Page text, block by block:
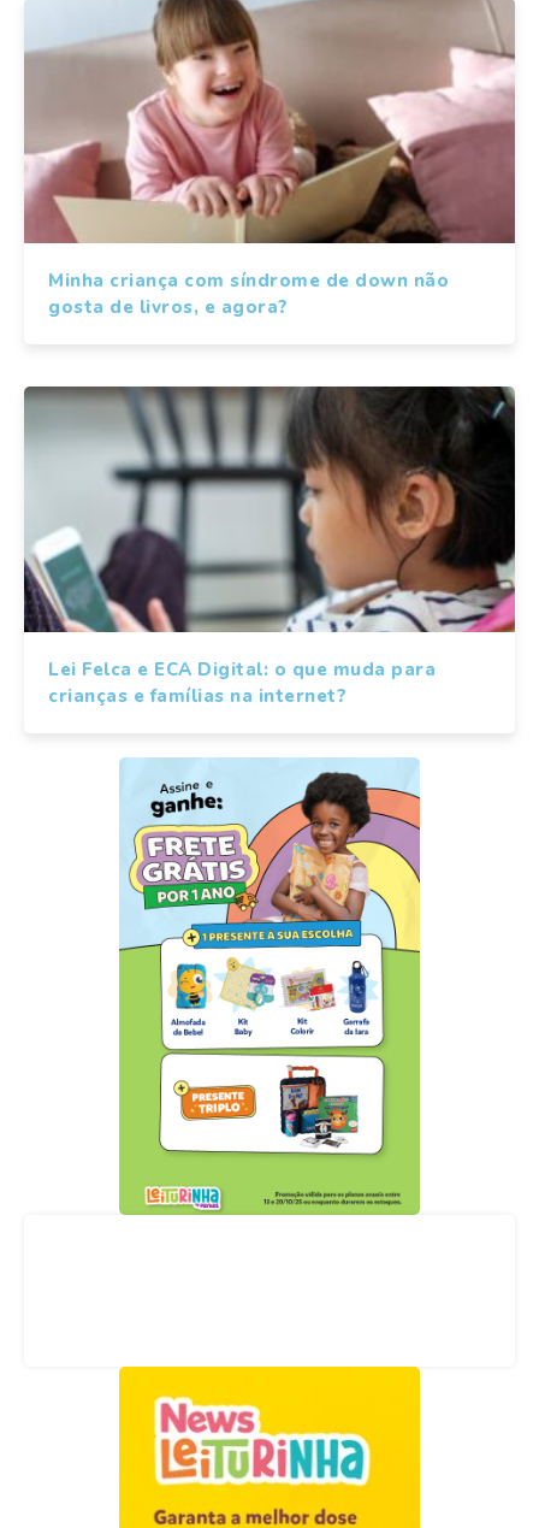
Minha criança com síndrome de down não
gosta de livros, e agora?
Lei Felca e ECA Digital: o que muda para
crianças e famílias na internet?